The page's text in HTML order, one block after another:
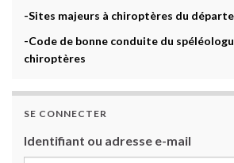
-Sites majeurs à chiroptères du
-Code de bonne conduite du
chiroptères
SE CONNECTER
Identifiant ou adresse e-mail